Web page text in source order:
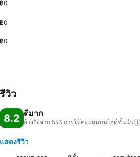
฿0
฿0
฿0
รีวิว
8.2 ดีมาก
อ้างอิงจาก 553 การให้คะแนนบนไซต์ชั้นนำ
แสดงรีวิว